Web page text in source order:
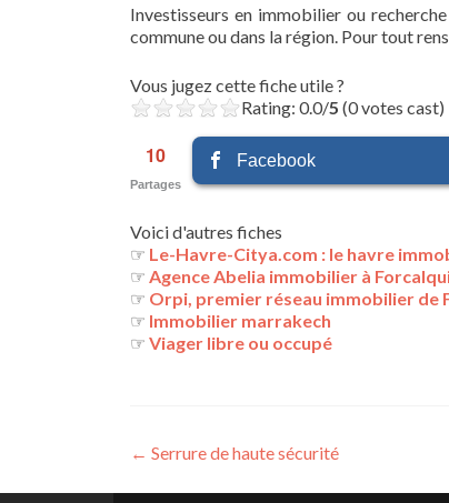
Investisseurs en immobilier ou
commune ou dans la région. Pour tout
Vous jugez cette fiche utile ?
Rating: 0.0/5 (0 votes cast)
10
Partages
Facebook
Voici d'autres fiches
☞ Le-Havre-Citya.com : le havre
☞ Agence Abelia immobilier à
☞ Orpi, premier réseau immobilier de
☞ Immobilier marrakech
☞ Viager libre ou occupé
Navigation
← Serrure de haute sécurité